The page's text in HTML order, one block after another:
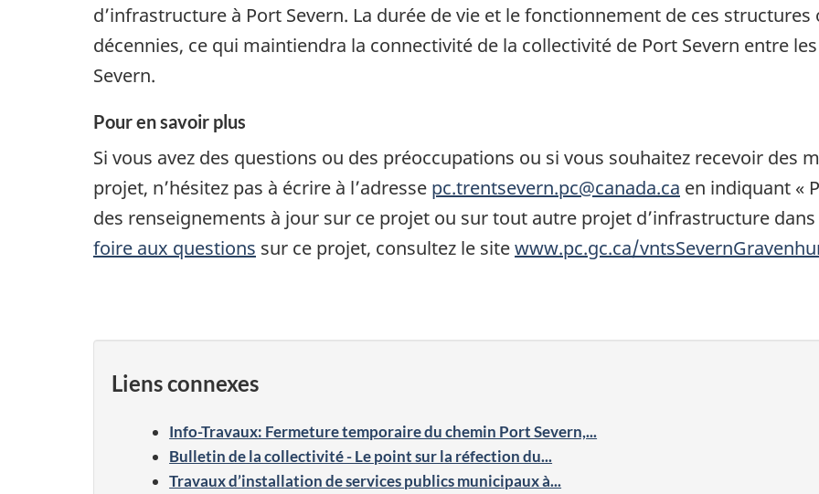
d’infrastructure à Port Severn. La durée de vie et le fonctionnement de ces
décennies, ce qui maintiendra la connectivité de la collectivité de Port Severn entre
Severn.
Pour en savoir plus
Si vous avez des questions ou des préoccupations ou si vous souhaitez recevoir des
projet, n’hésitez pas à écrire à l’adresse pc.trentsevern.pc@canada.ca en indiquant «
des renseignements à jour sur ce projet ou sur tout autre projet d’infrastructure
foire aux questions sur ce projet, consultez le sitewww.pc.gc.ca/
Liens connexes
Info-Travaux: Fermeture temporaire du chemin Port Severn,...
Bulletin de la collectivité - Le point sur la réfection du...
Travaux d’installation de services publics municipaux à...